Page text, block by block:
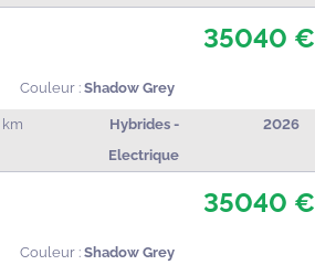
Couleur : Shadow Grey
35040 €
km
Hybrides -
Electrique
2026
Couleur : Shadow Grey
35040 €